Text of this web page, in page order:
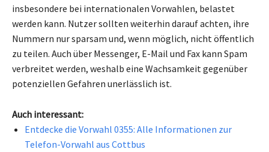
insbesondere bei internationalen Vorwahlen, belastet
werden kann. Nutzer sollten weiterhin darauf achten, ihre
Nummern nur sparsam und, wenn möglich, nicht öffentlich
zu teilen. Auch über Messenger, E-Mail und Fax kann Spam
verbreitet werden, weshalb eine Wachsamkeit gegenüber
potenziellen Gefahren unerlässlich ist.
Auch interessant:
Entdecke die Vorwahl 0355: Alle Informationen zur
Telefon-Vorwahl aus Cottbus